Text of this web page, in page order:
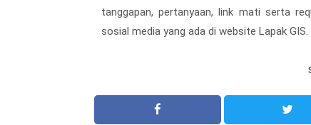
tanggapan, pertanyaan, link mati serta
sosial media yang ada di website Lapak GIS.